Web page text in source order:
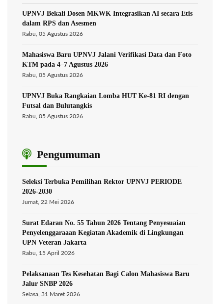
UPNVJ Bekali Dosen MKWK Integrasikan AI secara Etis
dalam RPS dan Asesmen
Rabu, 05 Agustus 2026
Mahasiswa Baru UPNVJ Jalani Verifikasi Data dan Foto
KTM pada 4–7 Agustus 2026
Rabu, 05 Agustus 2026
UPNVJ Buka Rangkaian Lomba HUT Ke-81 RI dengan
Futsal dan Bulutangkis
Rabu, 05 Agustus 2026
Pengumuman
Seleksi Terbuka Pemilihan Rektor UPNVJ PERIODE
2026-2030
Jumat, 22 Mei 2026
Surat Edaran No. 55 Tahun 2026 Tentang Penyesuaian
Penyelenggaraaan Kegiatan Akademik di Lingkungan
UPN Veteran Jakarta
Rabu, 15 April 2026
Pelaksanaan Tes Kesehatan Bagi Calon Mahasiswa Baru
Jalur SNBP 2026
Selasa, 31 Maret 2026